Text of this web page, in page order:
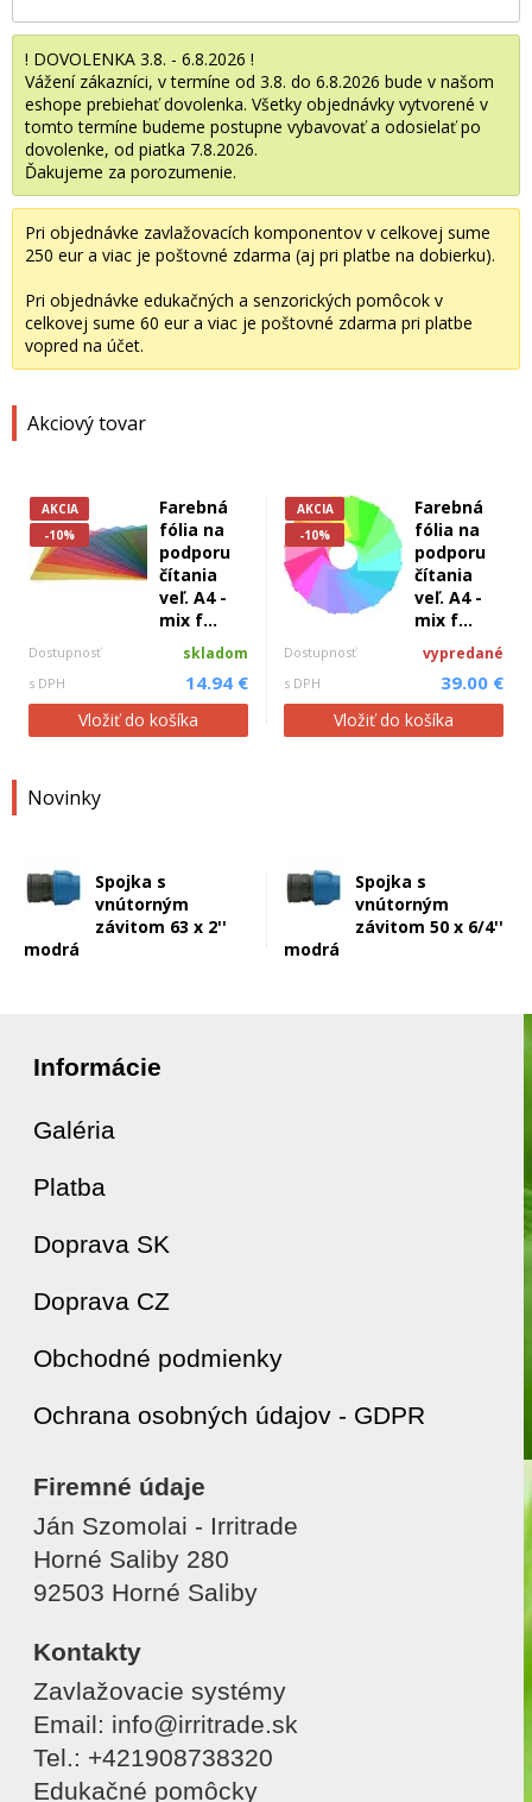
! DOVOLENKA 3.8. - 6.8.2026 !
Vážení zákazníci, v termíne od 3.8. do 6.8.2026 bude v našom
eshope prebiehať dovolenka. Všetky objednávky vytvorené v
tomto termíne budeme postupne vybavovať a odosielať po
dovolenke, od piatka 7.8.2026.
Ďakujeme za porozumenie.
Pri objednávke zavlažovacích komponentov v celkovej sume
250 eur a viac je poštovné zdarma (aj pri platbe na dobierku).
Pri objednávke edukačných a senzorických pomôcok v
celkovej sume 60 eur a viac je poštovné zdarma pri platbe
vopred na účet.
Akciový tovar
AKCIA
-10%
Farebná
fólia na
podporu
čítania
veľ. A4 -
mix f...
Dostupnosť skladom
s DPH 14.94 €
Vložiť do košíka
AKCIA
-10%
Farebná
fólia na
podporu
čítania
veľ. A4 -
mix f...
Dostupnosť vypredané
s DPH 39.00 €
Vložiť do košíka
Novinky
Spojka s
vnútorným
závitom 63 x 2''
modrá
Spojka s
vnútorným
závitom 50 x 6/4''
modrá
Informácie
Galéria
Platba
Doprava SK
Doprava CZ
Obchodné podmienky
Ochrana osobných údajov - GDPR
Firemné údaje
Ján Szomolai - Irritrade
Horné Saliby 280
92503 Horné Saliby
Kontakty
Zavlažovacie systémy
Email: info@irritrade.sk
Tel.: +421908738320
Edukačné pomôcky